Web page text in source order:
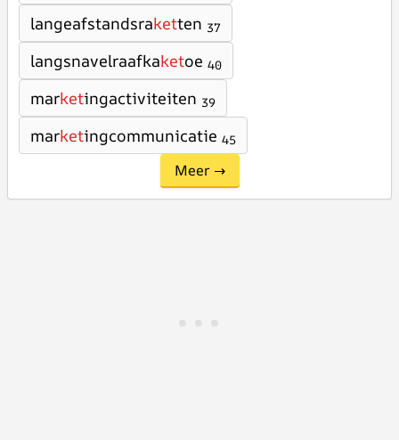
langeafstandsraketten 37
langsnavelraafkaketoe 40
marketingactiviteiten 39
marketingcommunicatie 45
Meer →